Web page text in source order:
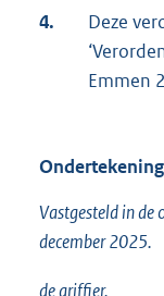
4.
Deze
Emmen
Ondertekening
Vastgesteld in de
december 2025.
de griffier,